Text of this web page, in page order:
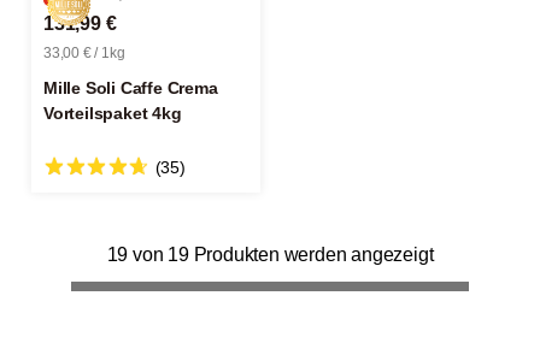
131,99 €
33,00 € / 1kg
Mille Soli Caffe Crema
Vorteilspaket 4kg
(35)
19 von 19 Produkten werden angezeigt